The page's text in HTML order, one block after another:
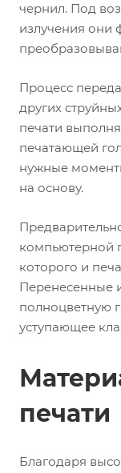
чернил. Под
излучения они
Процесс
других
печати
печатающей
нужные
на основу.
компьютерной
которого и
Перенесенные
полноцветную
уступающее
печати
Благодаря